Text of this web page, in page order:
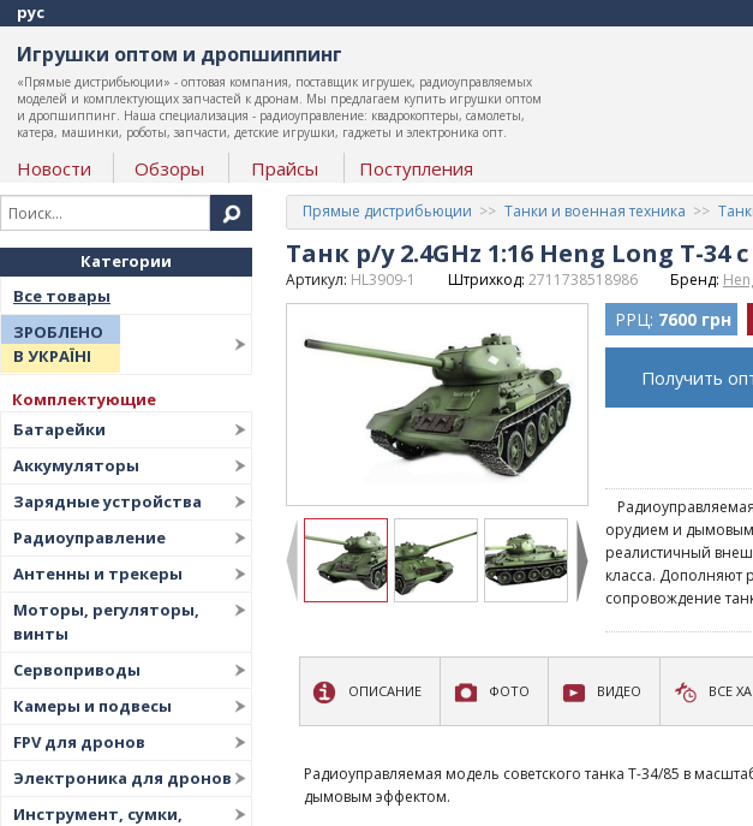
рус
Игрушки оптом и дропшиппинг
«Прямые дистрибьюции» - оптовая компания, поставщик игрушек, радиоуправляемых
моделей и комплектующих запчастей к дронам. Мы предлагаем купить игрушки оптом
и дропшиппинг. Наша специализация - радиоуправление: квадрокоптеры, самолеты,
катера, машинки, роботы, запчасти, детские игрушки, гаджеты и электроника опт.
Новости Обзоры Прайсы Поступления
Категории
Все товары
ЗРОБЛЕНО
В УКРАЇНІ
Комплектующие
Батарейки
Аккумуляторы
Зарядные устройства
Радиоуправление
Антенны и трекеры
Моторы, регуляторы,
винты
Сервоприводы
Камеры и подвесы
FPV для дронов
Электроника для дронов
Инструмент, сумки,
Прямые дистрибьюции Танки и военная техника
Танк р/у 2.4GHz 1:16 Heng Long T-
Артикул: HL3909-1 Штрихкод: 2711738518986 Бренд:
РРЦ: 7600 грн
Получить
орудием и дымовым
реалистичный
класса. Дополняют
сопровождение
ОПИСАНИЕ ФОТО ВИДЕО ВСЕ
Радиоуправляемая модель советского танка Т-34/85 в
дымовым эффектом.